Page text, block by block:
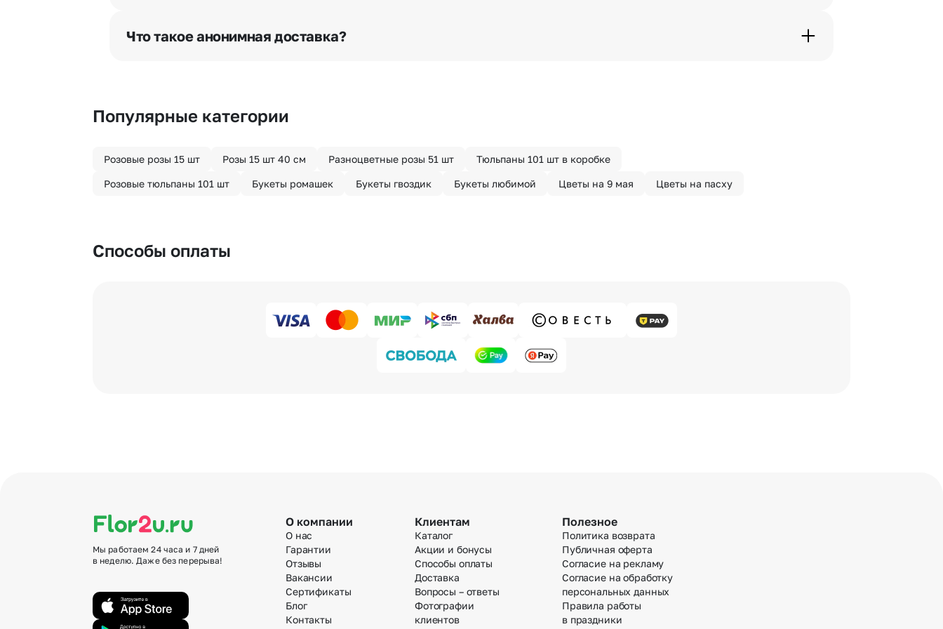
часа после оформления заказа.
Что такое анонимная доставка?
Популярные категории
Розовые розы 15 шт Розы 15 шт 40 см Разноцветные розы 51 шт Тюльпаны 101 шт в коробке
Розовые тюльпаны 101 шт Букеты ромашек Букеты гвоздик Букеты любимой Цветы на 9 мая Цветы на пасху
Способы оплаты
Мы работаем 24 часа и 7 дней
в неделю. Даже без перерыва!
О компании
О нас
Гарантии
Отзывы
Вакансии
Сертификаты
Блог
Контакты
Клиентам
Каталог
Акции и бонусы
Способы оплаты
Доставка
Вопросы – ответы
Фотографии
клиентов
Полезное
Политика возврата
Публичная оферта
Согласие на рекламу
Согласие на обработку
персональных данных
Правила работы
в праздники